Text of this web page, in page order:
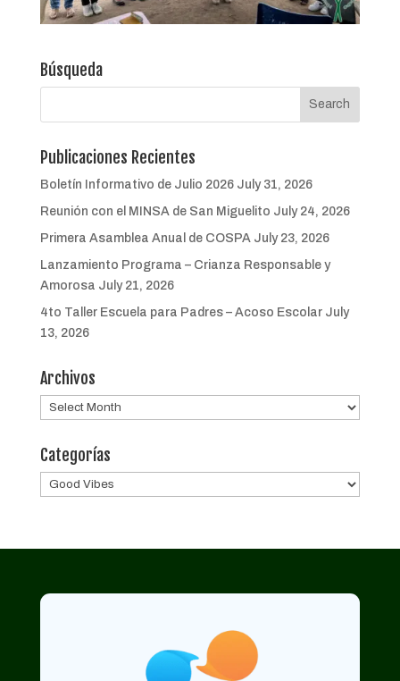
Búsqueda
Publicaciones Recientes
Boletín Informativo de Julio 2026 July 31, 2026
Reunión con el MINSA de San Miguelito July 24, 2026
Primera Asamblea Anual de COSPA July 23, 2026
Lanzamiento Programa – Crianza Responsable y
Amorosa July 21, 2026
4to Taller Escuela para Padres – Acoso Escolar July
13, 2026
Archivos
Archivos
Categorías
Categorías